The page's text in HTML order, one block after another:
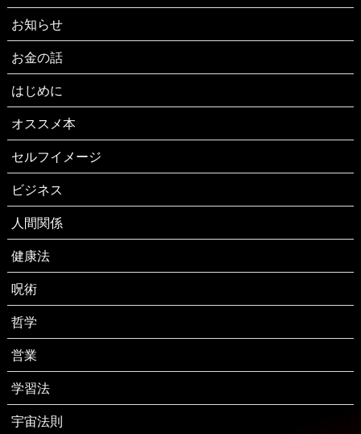
お知らせ
お金の話
はじめに
オススメ本
セルフイメージ
ビジネス
人間関係
健康法
呪術
哲学
営業
学習法
宇宙法則